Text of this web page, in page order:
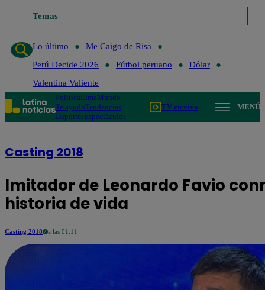
Temas
Lo último
Me Caigo de Risa
Perú Decide 2026
Fútbol peruano
Dólar
Valentina Valiente
PolíticaLimaMundo
Te ayudoTendencias
DeportesEspectáculos
TV en vivo MENÚ
Casting 2018
Imitador de Leonardo Favio
historia de vida
Casting 2018 a las 01:11